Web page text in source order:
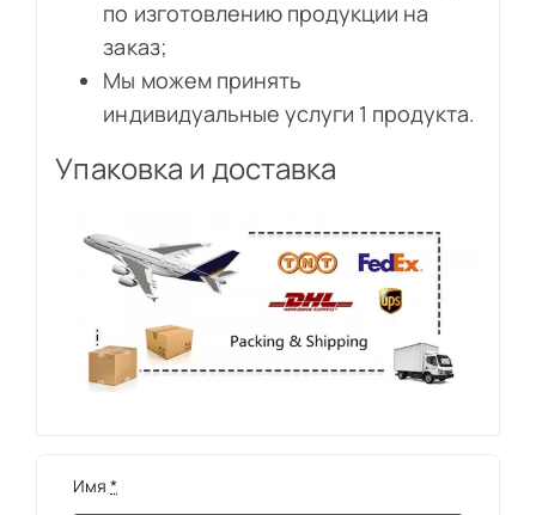
по изготовлению продукции на
заказ;
Мы можем принять
индивидуальные услуги 1 продукта.
Упаковка и доставка
Имя *